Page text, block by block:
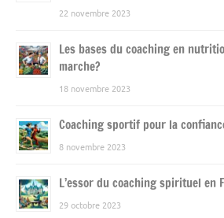
22 novembre 2023
Les bases du coaching en
marche?
18 novembre 2023
Coaching sportif pour la
8 novembre 2023
L’essor du coaching spirituel en
29 octobre 2023